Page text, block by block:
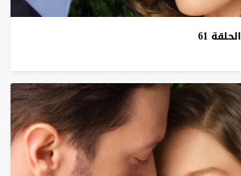
الحلقة 61